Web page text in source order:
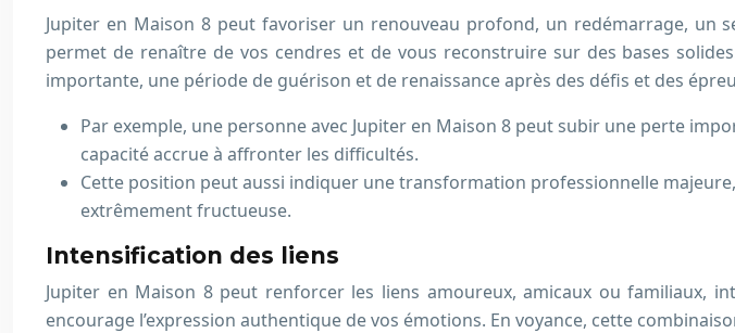
Jupiter en Maison 8 peut favoriser un renouveau profond, un redémarrage, un
permet de renaître de vos cendres et de vous reconstruire sur des bases
importante, une période de guérison et de renaissance après des défis et des
Par exemple, une personne avec Jupiter en Maison 8 peut subir une perte
capacité accrue à affronter les difficultés.
Cette position peut aussi indiquer une transformation professionnelle
extrêmement fructueuse.
Intensification des liens
Jupiter en Maison 8 peut renforcer les liens amoureux, amicaux ou familiaux,
encourage l’expression authentique de vos émotions. En voyance, cette